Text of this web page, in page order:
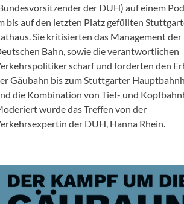
der DUH) auf einem
bis auf den letzten Platz gefüllten
Sie kritisierten das Management der
Bahn, sowie die verantwortlichen
scharf und forderten den
Gäubahn bis zum Stuttgarter
die Kombination von Tief- und
wurde das Treffen von der
der DUH, Hanna Rhein.